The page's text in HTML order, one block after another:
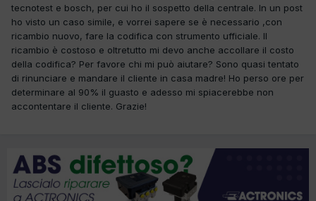
tecnotest e bosch, per cui ho il sospetto della centrale. In un post
ho visto un caso simile, e vorrei sapere se è necessario ,con
ricambio nuovo, fare la codifica con strumento ufficiale. Il
ricambio è costoso e oltretutto mi devo anche accollare il costo
della codifica? Per favore chi mi può aiutare? Sono quasi tentato
di rinunciare e mandare il cliente in casa madre! Ho perso ore per
determinare al 90% il guasto e adesso mi spiacerebbe non
accontentare il cliente. Grazie!